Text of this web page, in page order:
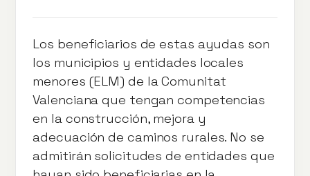
Los beneficiarios de estas ayudas son
los municipios y entidades locales
menores (ELM) de la Comunitat
Valenciana que tengan competencias
en la construcción, mejora y
adecuación de caminos rurales. No se
admitirán solicitudes de entidades que